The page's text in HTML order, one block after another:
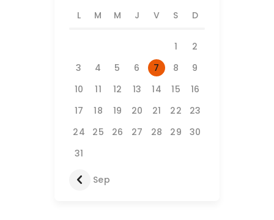
L M M J V S D
1
2
3
4 5 6 7 8
9
10
11 12 13 14 15
16
17
18 19 20 21 22
23
24
25 26 27 28 29
30
31
« Sep